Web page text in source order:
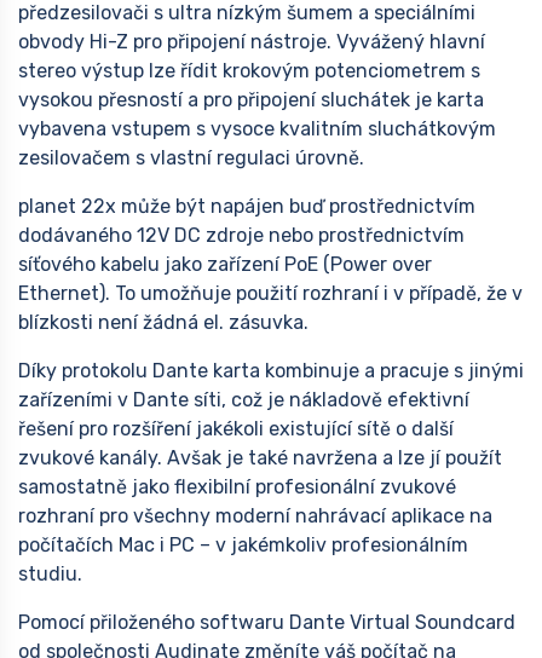
předzesilovači s ultra nízkým šumem a speciálními
obvody Hi-Z pro připojení nástroje. Vyvážený hlavní
stereo výstup lze řídit krokovým potenciometrem s
vysokou přesností a pro připojení sluchátek je karta
vybavena vstupem s vysoce kvalitním sluchátkovým
zesilovačem s vlastní regulaci úrovně.
planet 22x může být napájen buď prostřednictvím
dodávaného 12V DC zdroje nebo prostřednictvím
síťového kabelu jako zařízení PoE (Power over
Ethernet). To umožňuje použití rozhraní i v případě, že v
blízkosti není žádná el. zásuvka.
Díky protokolu Dante karta kombinuje a pracuje s jinými
zařízeními v Dante síti, což je nákladově efektivní
řešení pro rozšíření jakékoli existující sítě o další
zvukové kanály. Avšak je také navržena a lze jí použít
samostatně jako flexibilní profesionální zvukové
rozhraní pro všechny moderní nahrávací aplikace na
počítačích Mac i PC – v jakémkoliv profesionálním
studiu.
Pomocí přiloženého softwaru Dante Virtual Soundcard
od společnosti Audinate změníte váš počítač na